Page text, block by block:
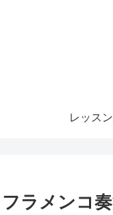
レッス
フラメン